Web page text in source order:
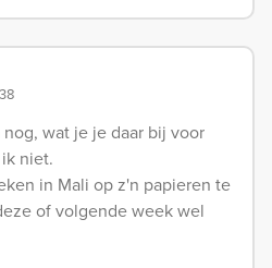
wat je je daar bij voor
niet.
in Mali op z'n papieren te
of volgende week wel